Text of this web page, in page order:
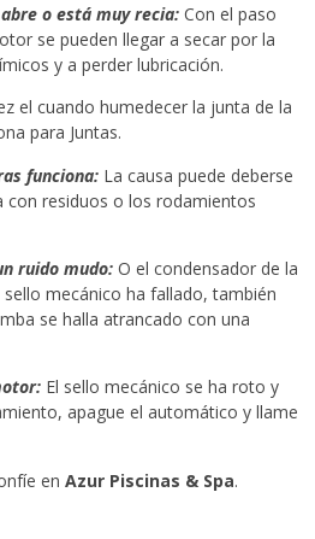
o está muy recia: Con el paso
se pueden llegar a secar por la
y a perder lubricación.
el cuando humedecer la junta de la
para Juntas.
funciona: La causa puede deberse
con residuos o los rodamientos
ruido mudo: O el condensador de la
mecánico ha fallado, también
se halla atrancado con una
El sello mecánico se ha roto y
apague el automático y llame
en Azur Piscinas & Spa.